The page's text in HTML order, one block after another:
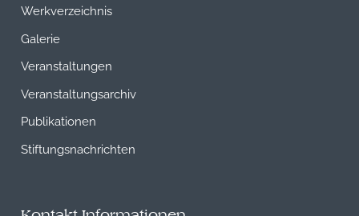
Werkverzeichnis
Galerie
Veranstaltungen
Veranstaltungsarchiv
Publikationen
Stiftungsnachrichten